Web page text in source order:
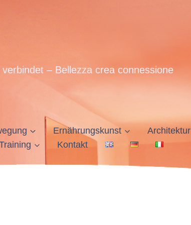
– Bellezza crea connessione
Ernährungskunst Architektur
Kontakt